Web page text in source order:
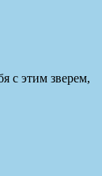
с этим зверем,